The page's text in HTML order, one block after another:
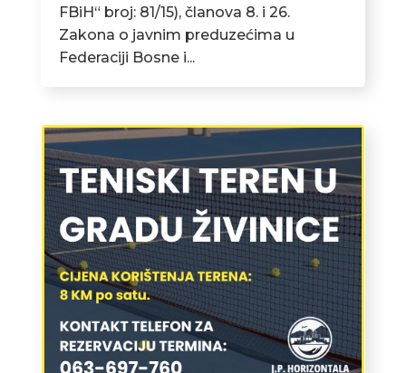
FBiH“ broj: 81/15), članova 8. i 26.
Zakona o javnim preduzećima u
Federaciji Bosne i...